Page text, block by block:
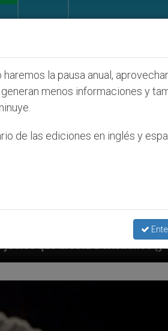
(y no sólo) en Tierra Santa
la pausa anual,
menos informaciones y
de las ediciones en inglés y